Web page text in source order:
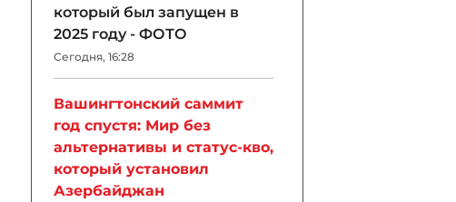
который был запущен в
2025 году - ФОТО
Сегодня, 16:28
Вашингтонский саммит
год спустя: Мир без
альтернативы и статус-кво,
который установил
Азербайджан